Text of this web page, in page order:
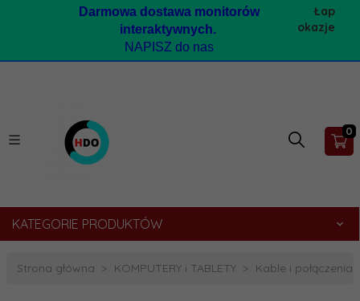
Darmowa dostawa monitorów
interaktywnych.
NAPISZ do nas
Łap
okazje
0
KATEGORIE PRODUKTÓW
Strona główna KOMPUTERY i TABLETY Kable i połączenia